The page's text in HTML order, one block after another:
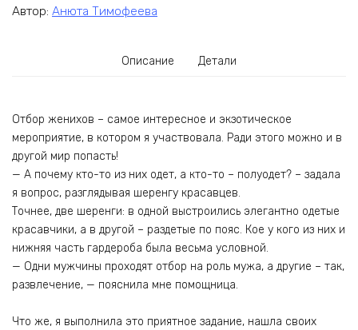
Автор: Анюта Тимофеева
Описание Детали
Отбор женихов – самое интересное и экзотическое
мероприятие, в котором я участвовала. Ради этого можно и в
другой мир попасть!
— А почему кто-то из них одет, а кто-то – полуодет? – задала
я вопрос, разглядывая шеренгу красавцев.
Точнее, две шеренги: в одной выстроились элегантно одетые
красавчики, а в другой – раздетые по пояс. Кое у кого из них и
нижняя часть гардероба была весьма условной.
— Одни мужчины проходят отбор на роль мужа, а другие – так,
развлечение, — пояснила мне помощница.
Что же, я выполнила это приятное задание, нашла своих